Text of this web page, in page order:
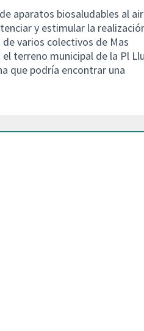
aparatos biosaludables al
y estimular la
varios colectivos de Mas
terreno municipal de la Pl
que podría encontrar una